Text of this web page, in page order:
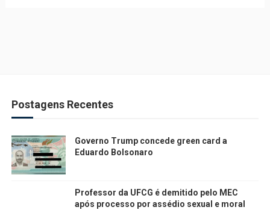
Postagens Recentes
Governo Trump concede green card a
Eduardo Bolsonaro
Professor da UFCG é demitido pelo MEC
após processo por assédio sexual e moral